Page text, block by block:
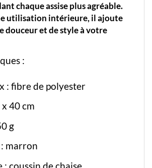
chaque assise plus agréable.
utilisation intérieure, il ajoute
douceur et de style à votre
:
: fibre de polyester
40 cm
g
marron